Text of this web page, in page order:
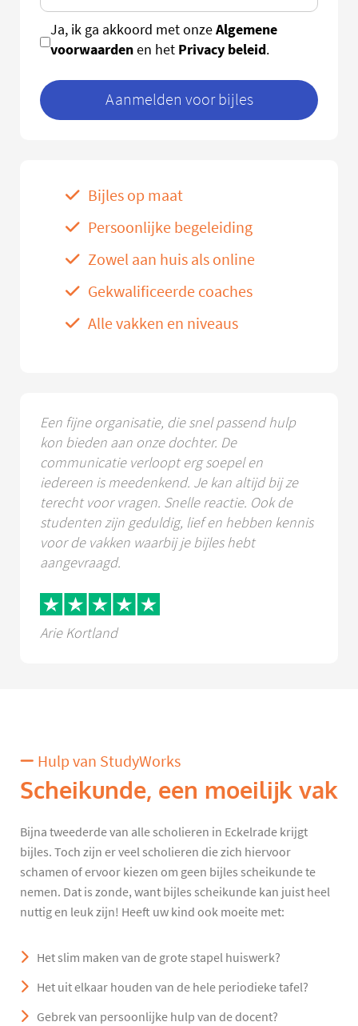
Ja, ik ga akkoord met onzeAlgemene
voorwaardenen het Privacy beleid.
Aanmelden voor bijles
Bijles op maat
Persoonlijke begeleiding
Zowel aan huis als online
Gekwalificeerde coaches
Alle vakken en niveaus
Een fijne organisatie, die snel passend hulp
kon bieden aan onze dochter. De
communicatie verloopt erg soepel en
iedereen is meedenkend. Je kan altijd bij ze
terecht voor vragen. Snelle reactie. Ook de
studenten zijn geduldig, lief en hebben kennis
voor de vakken waarbij je bijles hebt
aangevraagd.
Arie Kortland
Hulp van StudyWorks
Scheikunde, een moeilijk vak
Bijna tweederde van alle scholieren in Eckelrade krijgt
bijles. Toch zijn er veel scholieren die zich hiervoor
schamen of ervoor kiezen om geen bijles scheikunde te
nemen. Dat is zonde, want bijles scheikunde kan juist heel
nuttig en leuk zijn! Heeft uw kind ook moeite met:
Het slim maken van de grote stapel huiswerk?
Het uit elkaar houden van de hele periodieke tafel?
Gebrek van persoonlijke hulp van de docent?